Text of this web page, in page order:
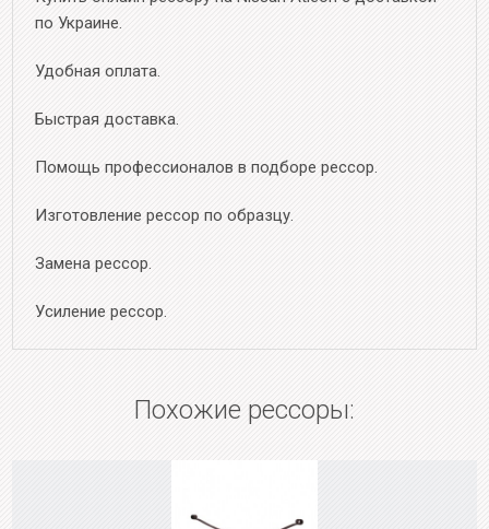
по Украине.
Удобная оплата.
Быстрая доставка.
Помощь профессионалов в подборе рессор.
Изготовление рессор по образцу.
Замена рессор.
Усиление рессор.
Похожие рессоры: